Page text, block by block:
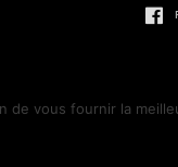
de vous fournir la